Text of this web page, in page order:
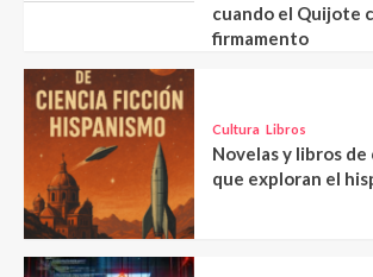
cuando el Quijote
firmamento
Cultura Libros
Novelas y libros
que exploran el